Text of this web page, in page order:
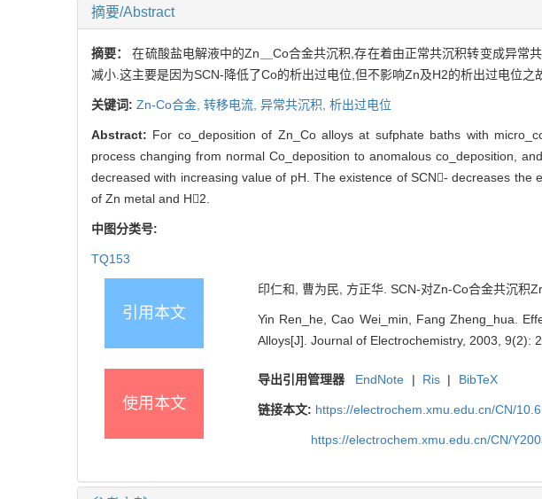
摘要/Abstract
摘要：在硫酸盐电解液中的Zn＿Co合金共沉积,存在着由正常共沉积转变成异常
减小.这主要是因为SCN-降低了Co的析出过电位,但不影响Zn及H2的析出过电位之
关键词: Zn-Co合金, 转移电流, 异常共沉积, 析出过电位
Abstract: For co_deposition of Zn_Co alloys at sufphate baths with
process changing from normal Co_deposition to anomalous co_deposition,
decreased with increasing value of pH. The existence of SCN- decreases
of Zn metal and H2.
中图分类号:
TQ153
引用本文
印仁和, 曹为民, 方正华. SCN-对Zn-Co合金共沉积
Yin Ren_he, Cao Wei_min, Fang Zheng_hua.
Alloys[J]. Journal of Electrochemistry, 2003, 9(2):
使用本文
导出引用管理器 EndNote | Ris | BibTeX
链接本文: https://electrochem.xmu.edu.cn/CN/
https://electrochem.xmu.edu.cn/CN/